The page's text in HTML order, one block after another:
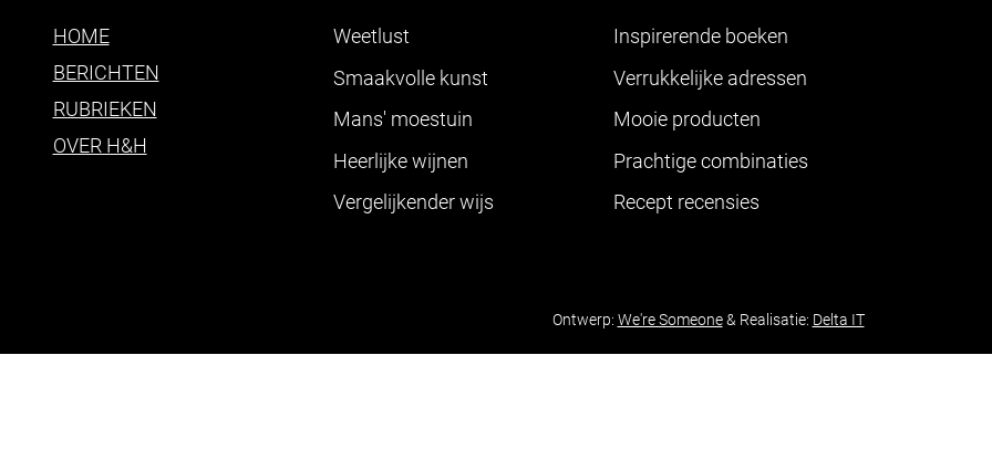
HOME
BERICHTEN
RUBRIEKEN
OVER H&H
Weetlust
Inspirerende boeken
Smaakvolle kunst
Verrukkelijke adressen
Mans' moestuin
Mooie producten
Heerlijke wijnen
Prachtige combinaties
Vergelijkender wijs
Recept recensies
Ontwerp: We're Someone& Realisatie: Delta IT